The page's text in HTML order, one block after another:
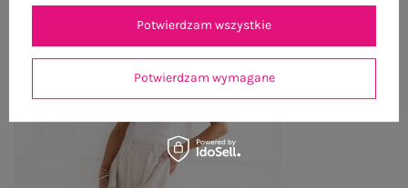
Potwierdzam wymagane
Potwierdzam wszystkie